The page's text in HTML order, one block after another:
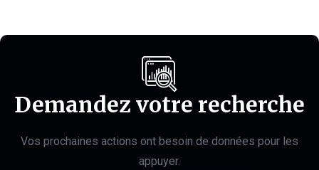
Demandez votre recherche
Vos prochaines actions ont besoin de données pour les
appuyer.